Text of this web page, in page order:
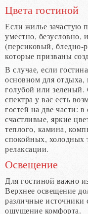
Цвета гостиной
Если жилье зачастую
уместно, безусловно,
(персиковый,
которые призваны
В случае, если
основном для отдыха,
голубой или
спектра у вас есть
гостей на две части:
счастливые, яркие
теплого, камина,
спокойных, холодных
релаксации.
Освещение
Для гостиной важно
Верхнее освещение
различные источники
ощущение комфорта.